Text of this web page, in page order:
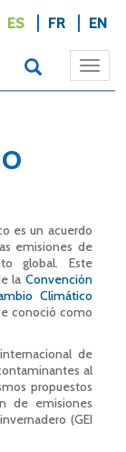
ES FR EN
es un acuerdo
emisiones de
global. Este
la Convención
Climático
conoció como
de
al
propuestos
de emisiones
(GEI